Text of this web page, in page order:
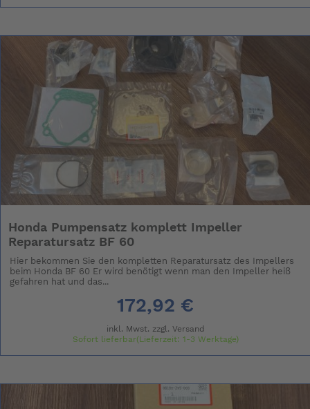
Honda Pumpensatz komplett Impeller
Reparatursatz BF 60
Hier bekommen Sie den kompletten Reparatursatz des Impellers
beim Honda BF 60 Er wird benötigt wenn man den Impeller heiß
gefahren hat und das...
172,92 €
inkl. Mwst. zzgl. Versand
Sofort lieferbar(Lieferzeit: 1-3 Werktage)